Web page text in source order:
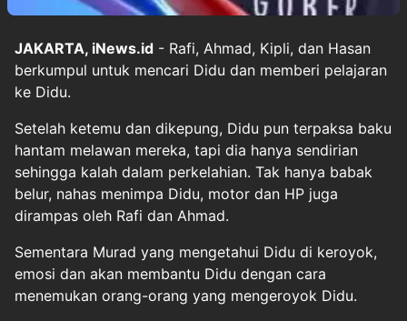
JAKARTA, iNews.id - Rafi, Ahmad, Kipli, dan Hasan
berkumpul untuk mencari Didu dan memberi pelajaran
ke Didu.
Setelah ketemu dan dikepung, Didu pun terpaksa baku
hantam melawan mereka, tapi dia hanya sendirian
sehingga kalah dalam perkelahian. Tak hanya babak
belur, nahas menimpa Didu, motor dan HP juga
dirampas oleh Rafi dan Ahmad.
Sementara Murad yang mengetahui Didu di keroyok,
emosi dan akan membantu Didu dengan cara
menemukan orang-orang yang mengeroyok Didu.